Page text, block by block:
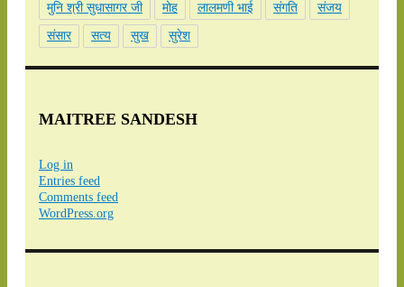
मुनि श्री सुधासागर जी मोह लालमणी भाई संगति संजय
संसार सत्य सुख सुरेश
MAITREE SANDESH
Log in
Entries feed
Comments feed
WordPress.org